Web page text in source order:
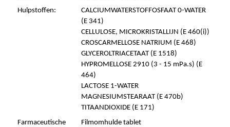
Hulpstoffen:
CALCIUMWATERSTOFFOSFAAT 0-WATER
(E 341)
CELLULOSE, MICROKRISTALLIJN (E 460(i))
CROSCARMELLOSE NATRIUM (E 468)
GLYCEROLTRIACETAAT (E 1518)
HYPROMELLOSE 2910 (3 - 15 mPa.s) (E
464)
LACTOSE 1-WATER
MAGNESIUMSTEARAAT (E 470b)
TITAANDIOXIDE (E 171)
Farmaceutische
Filmomhulde tablet